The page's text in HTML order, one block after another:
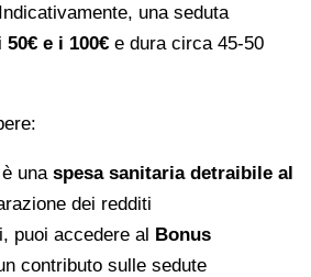
una seduta
50€ e i 100€ e dura circa 45-50
una spesa sanitaria detraibile al
dei redditi
puoi accedere al Bonus
contributo sulle sedute